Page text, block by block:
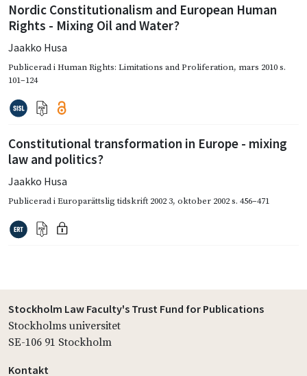
Nordic Constitutionalism and European Human
Rights - Mixing Oil and Water?
Jaakko Husa
Publicerad iHuman Rights: Limitations and Proliferation, mars 2010s.
101–124
Constitutional transformation in Europe - mixing
law and politics?
Jaakko Husa
Publicerad iEuroparättslig tidskrift 2002 3, oktober 2002s. 456–471
Stockholm Law Faculty's Trust Fund for Publications
Stockholms universitet
SE-106 91 Stockholm
Kontakt